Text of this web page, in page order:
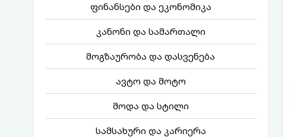
ფინანსები და ეკონომიკა
კანონი და სამართალი
მოგზაურობა და დასვენება
ავტო და მოტო
მოდა და სტილი
სამსახური და კარიერა